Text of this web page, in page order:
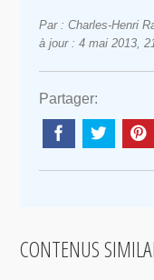
Par : Charles-Henri
à jour : 4 mai 2013,
Partager:
CONTENUS